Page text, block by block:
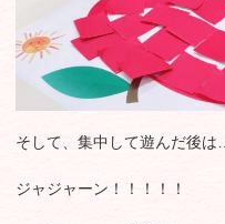
そして、集中して遊んだ後は…
ジャジャーン！！！！！